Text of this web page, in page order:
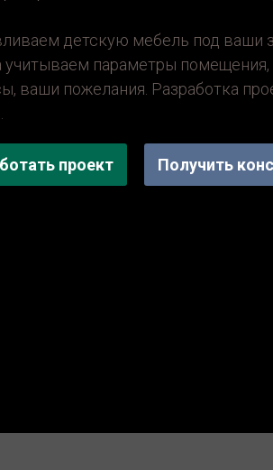
детскую мебель под ваши
учитываем параметры помещения,
ваши пожелания. Разработка
проект Получить